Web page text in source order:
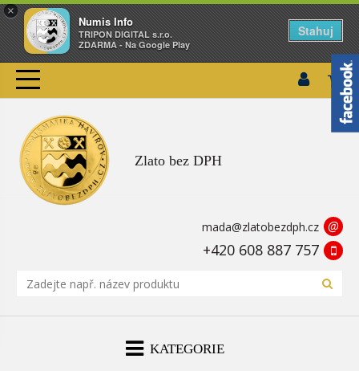
×
Numis Info
TRIPON DIGITAL s.r.o.
ZDARMA - Na Google Play
Stahuj
Zlato bez DPH
mada@zlatobezdph.cz @
+420 608 887 757
KATEGORIE